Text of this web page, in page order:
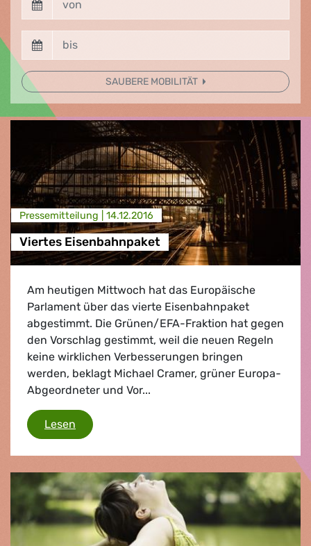
SAUBERE MOBILITÄT
Presse­mitteilung | 14.12.2016
Viertes Eisenbahnpaket
Am heutigen Mittwoch hat das Europäische
Parlament über das vierte Eisenbahnpaket
abgestimmt. Die Grünen/EFA-Fraktion hat gegen
den Vorschlag gestimmt, weil die neuen Regeln
keine wirklichen Verbesserungen bringen
werden, beklagt Michael Cramer, grüner Europa-
Abgeordneter und Vor...
Lesen Viertes Eisenbahnpaket